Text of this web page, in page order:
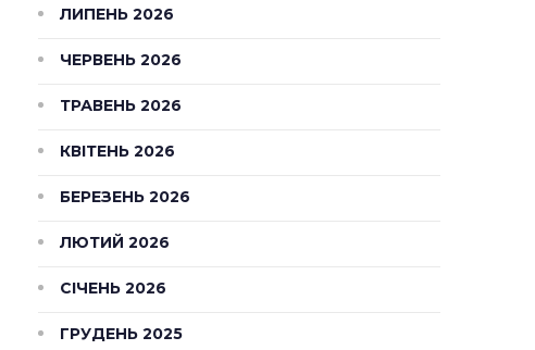
ЛИПЕНЬ 2026
ЧЕРВЕНЬ 2026
ТРАВЕНЬ 2026
КВІТЕНЬ 2026
БЕРЕЗЕНЬ 2026
ЛЮТИЙ 2026
СІЧЕНЬ 2026
ГРУДЕНЬ 2025